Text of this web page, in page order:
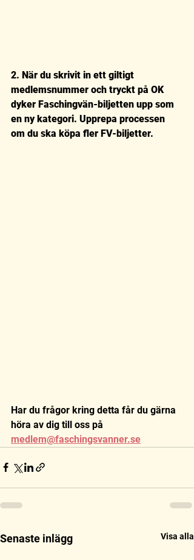
2. När du skrivit in ett giltigt
medlemsnummer och tryckt på OK
dyker Faschingvän-biljetten upp som
en ny kategori. Upprepa processen
om du ska köpa fler FV-biljetter.
Har du frågor kring detta får du gärna
höra av dig till oss på
medlem@faschingsvanner.se
Senaste inlägg Visa alla